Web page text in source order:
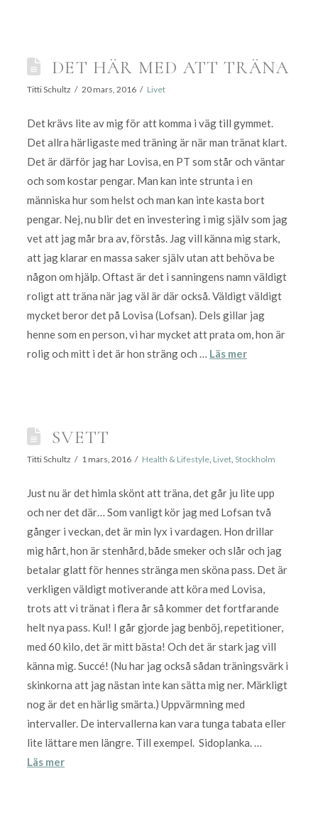
DET HÄR MED ATT TRÄNA
Titti Schultz 20 mars, 2016 Livet
Det krävs lite av mig för att komma i väg till gymmet.
Det allra härligaste med träning är när man tränat klart.
Det är därför jag har Lovisa, en PT som står och väntar
och som kostar pengar. Man kan inte strunta i en
människa hur som helst och man kan inte kasta bort
pengar. Nej, nu blir det en investering i mig själv som jag
vet att jag mår bra av, förstås. Jag vill känna mig stark,
att jag klarar en massa saker själv utan att behöva be
någon om hjälp. Oftast är det i sanningens namn väldigt
roligt att träna när jag väl är där också. Väldigt väldigt
mycket beror det på Lovisa (Lofsan). Dels gillar jag
henne som en person, vi har mycket att prata om, hon är
rolig och mitt i det är hon sträng och … Läs mer
SVETT
Titti Schultz 1 mars, 2016 Health & Lifestyle, Livet, Stockholm
Just nu är det himla skönt att träna, det går ju lite upp
och ner det där… Som vanligt kör jag med Lofsan två
gånger i veckan, det är min lyx i vardagen. Hon drillar
mig hårt, hon är stenhård, både smeker och slår och jag
betalar glatt för hennes stränga men sköna pass. Det är
verkligen väldigt motiverande att köra med Lovisa,
trots att vi tränat i flera år så kommer det fortfarande
helt nya pass. Kul! I går gjorde jag benböj, repetitioner,
med 60 kilo, det är mitt bästa! Och det är stark jag vill
känna mig. Succé! (Nu har jag också sådan träningsvärk i
skinkorna att jag nästan inte kan sätta mig ner. Märkligt
nog är det en härlig smärta.) Uppvärmning med
intervaller. De intervallerna kan vara tunga tabata eller
lite lättare men längre. Till exempel. Sidoplanka. …
Läs mer